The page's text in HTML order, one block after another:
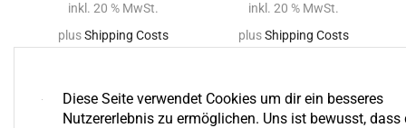
inkl. 20 % MwSt.
plusShipping Costs
inkl. 20 % MwSt.
plusShipping Costs
Diese Seite verwendet Cookies um dir ein besseres
Nutzererlebnis zu ermöglichen. Uns ist bewusst, dass